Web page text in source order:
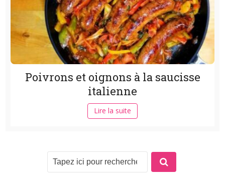
Poivrons et oignons à la saucisse
italienne
Lire la suite